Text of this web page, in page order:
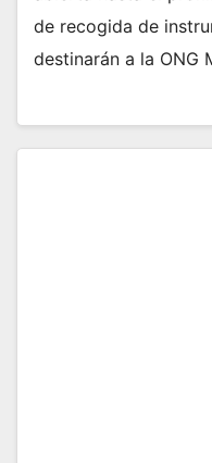
de recogida de
destinarán a la ONG